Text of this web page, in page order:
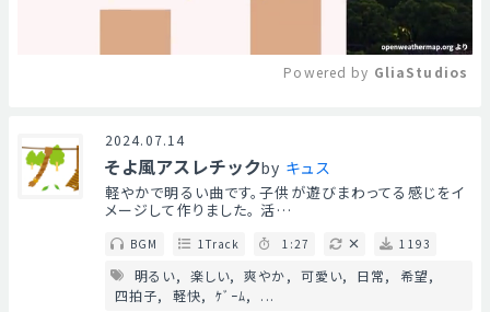
Powered by GliaStudios
2024.07.14
そよ風アスレチックby キュス
軽やかで明るい曲です。子供が遊びまわってる感じをイ
メージして作りました。 活…
BGM 1Track 1:27 1193
明るい 楽しい 爽やか 可愛い 日常
希望
四拍子
軽快 ｹﾞｰﾑ ...